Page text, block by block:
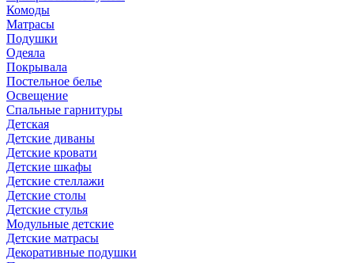
Комоды
Матрасы
Подушки
Одеяла
Покрывала
Постельное белье
Освещение
Спальные гарнитуры
Детская
Детские диваны
Детские кровати
Детские шкафы
Детские стеллажи
Детские столы
Детские стулья
Модульные детские
Детские матрасы
Декоративные подушки